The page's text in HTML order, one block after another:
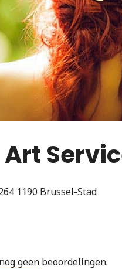
1190 Brussel-Stad
geen beoordelingen.